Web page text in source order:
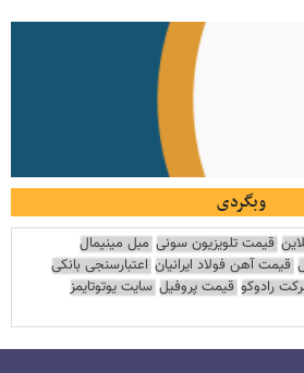
وبگردی
قیمت تلویزیون سونی مبل مینیمال
قیمت آهن فولاد ایرانیان اعتبارسنجی بانکی
رادوکو قیمت پروفیل سایت یوتوتایمز